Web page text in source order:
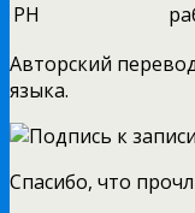
РН
Авторский
языка.
Спасибо, что